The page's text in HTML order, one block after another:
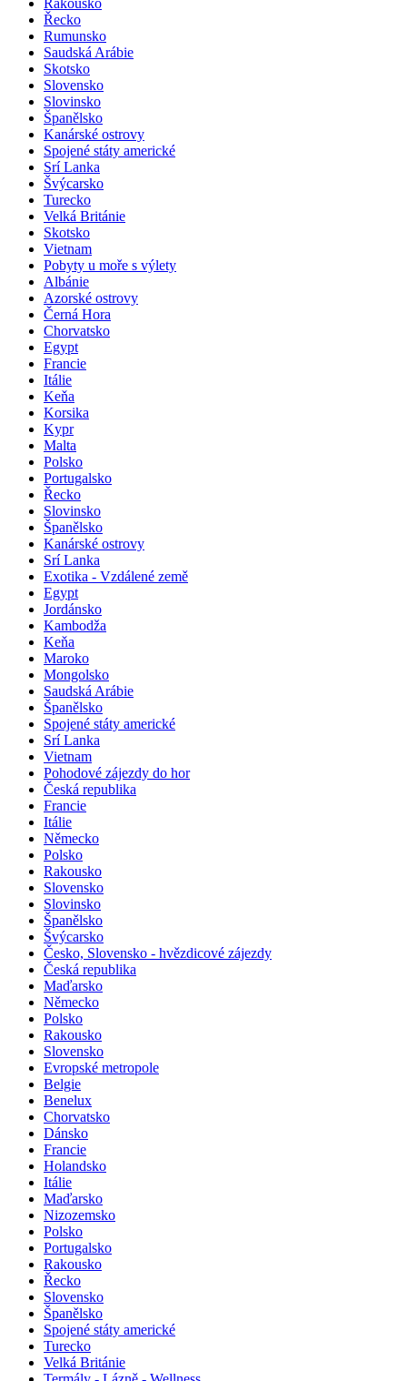
Rakousko
Řecko
Rumunsko
Saudská Arábie
Skotsko
Slovensko
Slovinsko
Španělsko
Kanárské ostrovy
Spojené státy americké
Srí Lanka
Švýcarsko
Turecko
Velká Británie
Skotsko
Vietnam
Pobyty u moře s výlety
Albánie
Azorské ostrovy
Černá Hora
Chorvatsko
Egypt
Francie
Itálie
Keňa
Korsika
Kypr
Malta
Polsko
Portugalsko
Řecko
Slovinsko
Španělsko
Kanárské ostrovy
Srí Lanka
Exotika - Vzdálené země
Egypt
Jordánsko
Kambodža
Keňa
Maroko
Mongolsko
Saudská Arábie
Španělsko
Spojené státy americké
Srí Lanka
Vietnam
Pohodové zájezdy do hor
Česká republika
Francie
Itálie
Německo
Polsko
Rakousko
Slovensko
Slovinsko
Španělsko
Švýcarsko
Česko, Slovensko - hvězdicové zájezdy
Česká republika
Maďarsko
Německo
Polsko
Rakousko
Slovensko
Evropské metropole
Belgie
Benelux
Chorvatsko
Dánsko
Francie
Holandsko
Itálie
Maďarsko
Nizozemsko
Polsko
Portugalsko
Rakousko
Řecko
Slovensko
Španělsko
Spojené státy americké
Turecko
Velká Británie